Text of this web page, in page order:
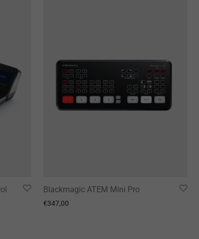
Blackmagic ATEM Mini Pro
€347,00